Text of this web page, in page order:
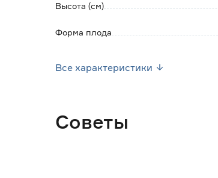
Высота (см)
Форма плода
Все характеристики
Советы